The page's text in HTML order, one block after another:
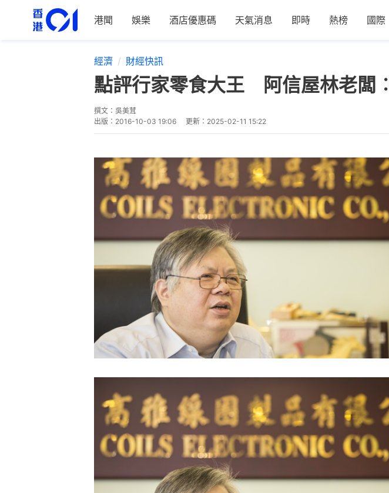
港聞 娛樂 酒店優惠碼 天氣消息 即時 熱榜 國際
經濟 財經快訊
點評行家零食大王 阿信屋林老闆
撰文： 吳美茸
出版： 2016-10-03 19:06 更新： 2025-02-11 15:22